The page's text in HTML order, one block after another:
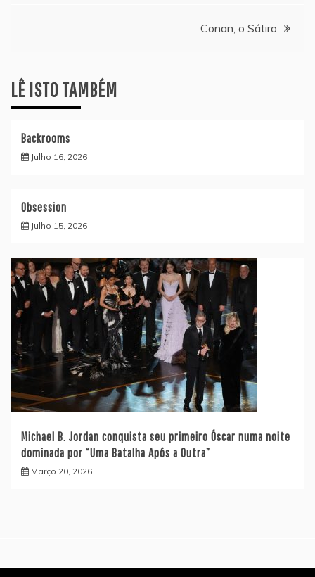
Conan, o Sátiro
LÊ ISTO TAMBÉM
Backrooms
Julho 16, 2026
Obsession
Julho 15, 2026
Michael B. Jordan conquista seu primeiro Óscar numa noite
dominada por “Uma Batalha Após a Outra”
Março 20, 2026